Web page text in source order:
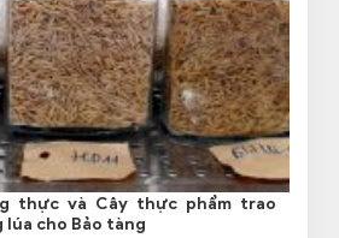
thực và Cây thực phẩm trao
lúa cho Bảo tàng